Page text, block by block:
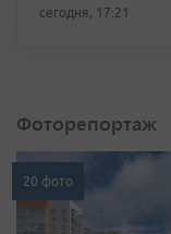
сегодня, 17:21
Фоторепортаж
20 фото